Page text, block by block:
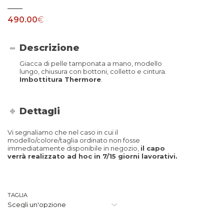
490.00€
Descrizione
Giacca di pelle tamponata a mano, modello
lungo, chiusura con bottoni, colletto e cintura.
Imbottitura Thermore
Dettagli
Vi segnaliamo che nel caso in cui il
modello/colore/taglia ordinato non fosse
immediatamente disponibile in negozio, il capo
verrà realizzato ad hoc in 7/15 giorni lavorativi.
TAGLIA